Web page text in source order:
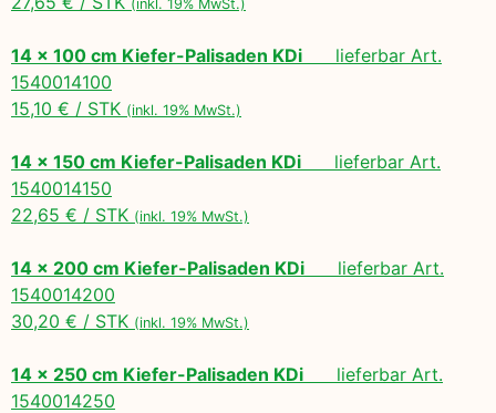
(inkl. 19% MwSt.)
14 x 100 cm Kiefer-Palisaden KDi lieferbar Art.
1540014100
15,10 € / STK (inkl. 19% MwSt.)
14 x 150 cm Kiefer-Palisaden KDi lieferbar Art.
1540014150
22,65 € / STK (inkl. 19% MwSt.)
14 x 200 cm Kiefer-Palisaden KDi lieferbar Art.
1540014200
30,20 € / STK (inkl. 19% MwSt.)
14 x 250 cm Kiefer-Palisaden KDi lieferbar Art.
1540014250